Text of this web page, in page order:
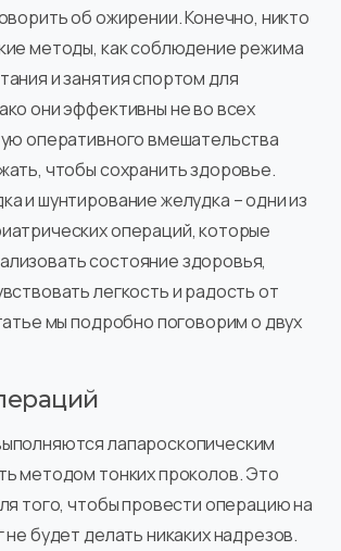
об ожирении. Конечно, никто
методы, как соблюдение режима
и занятия спортом для
они эффективны не во всех
оперативного вмешательства
чтобы сохранить здоровье.
и шунтирование желудка – одни из
операций, которые
состояние здоровья,
легкость и радость от
мы подробно поговорим о двух
лапароскопическим
методом тонких проколов. Это
того, чтобы провести операцию на
не будет делать никаких надрезов.